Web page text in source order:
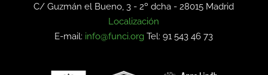
C/ Guzmán el Bueno, 3 - 2º dcha -28015 Madrid
Localización
E-mail: info@funci.org Tel: 91 543 46 73